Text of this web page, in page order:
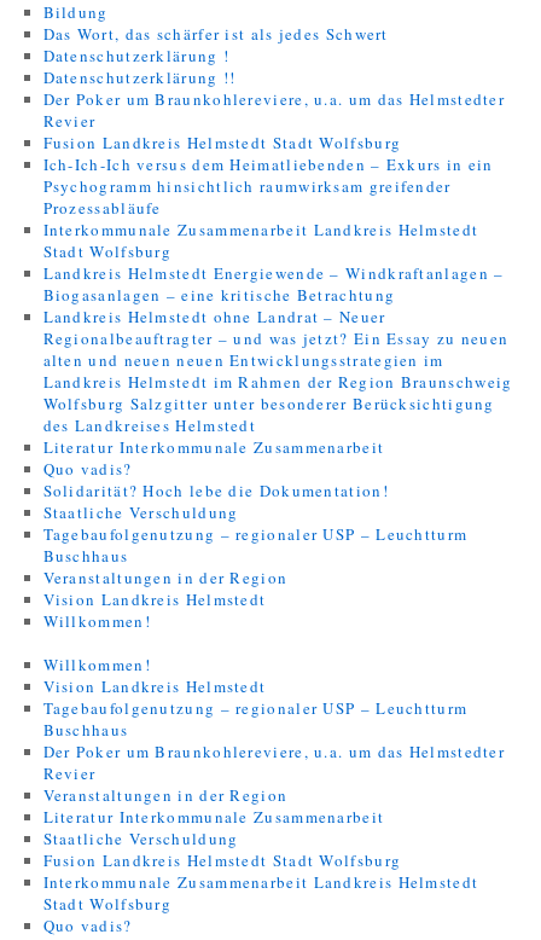
Bildung
Das Wort, das schärfer ist als jedes Schwert
Datenschutzerklärung !
Datenschutzerklärung !!
Der Poker um Braunkohlereviere, u.a. um das Helmstedter
Revier
Fusion Landkreis Helmstedt Stadt Wolfsburg
Ich-Ich-Ich versus dem Heimatliebenden – Exkurs in ein
Psychogramm hinsichtlich raumwirksam greifender
Prozessabläufe
Interkommunale Zusammenarbeit Landkreis Helmstedt
Stadt Wolfsburg
Landkreis Helmstedt Energiewende – Windkraftanlagen –
Biogasanlagen – eine kritische Betrachtung
Landkreis Helmstedt ohne Landrat – Neuer
Regionalbeauftragter – und was jetzt? Ein Essay zu neuen
alten und neuen neuen Entwicklungsstrategien im
Landkreis Helmstedt im Rahmen der Region Braunschweig
Wolfsburg Salzgitter unter besonderer Berücksichtigung
des Landkreises Helmstedt
Literatur Interkommunale Zusammenarbeit
Quo vadis?
Solidarität? Hoch lebe die Dokumentation!
Staatliche Verschuldung
Tagebaufolgenutzung – regionaler USP – Leuchtturm
Buschhaus
Veranstaltungen in der Region
Vision Landkreis Helmstedt
Willkommen!
Willkommen!
Vision Landkreis Helmstedt
Tagebaufolgenutzung – regionaler USP – Leuchtturm
Buschhaus
Der Poker um Braunkohlereviere, u.a. um das Helmstedter
Revier
Veranstaltungen in der Region
Literatur Interkommunale Zusammenarbeit
Staatliche Verschuldung
Fusion Landkreis Helmstedt Stadt Wolfsburg
Interkommunale Zusammenarbeit Landkreis Helmstedt
Stadt Wolfsburg
Quo vadis?